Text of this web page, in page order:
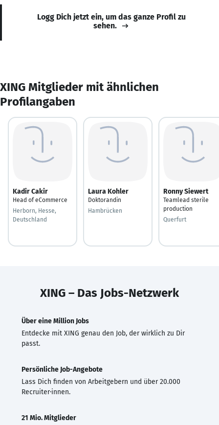
Logg Dich jetzt ein, um das ganze Profil zu
sehen.
XING Mitglieder mit ähnlichen
Profilangaben
Kadir Cakir
Head of eCommerce
Herborn, Hesse,
Deutschland
Laura Kohler
Doktorandin
Hambrücken
Ronny Siewert
Teamlead sterile
production
Querfurt
XING – Das Jobs-Netzwerk
Über eine Million Jobs
Entdecke mit XING genau den Job, der wirklich zu Dir
passt.
Persönliche Job-Angebote
Lass Dich finden von Arbeitgebern und über 20.000
Recruiter·innen.
21 Mio. Mitglieder